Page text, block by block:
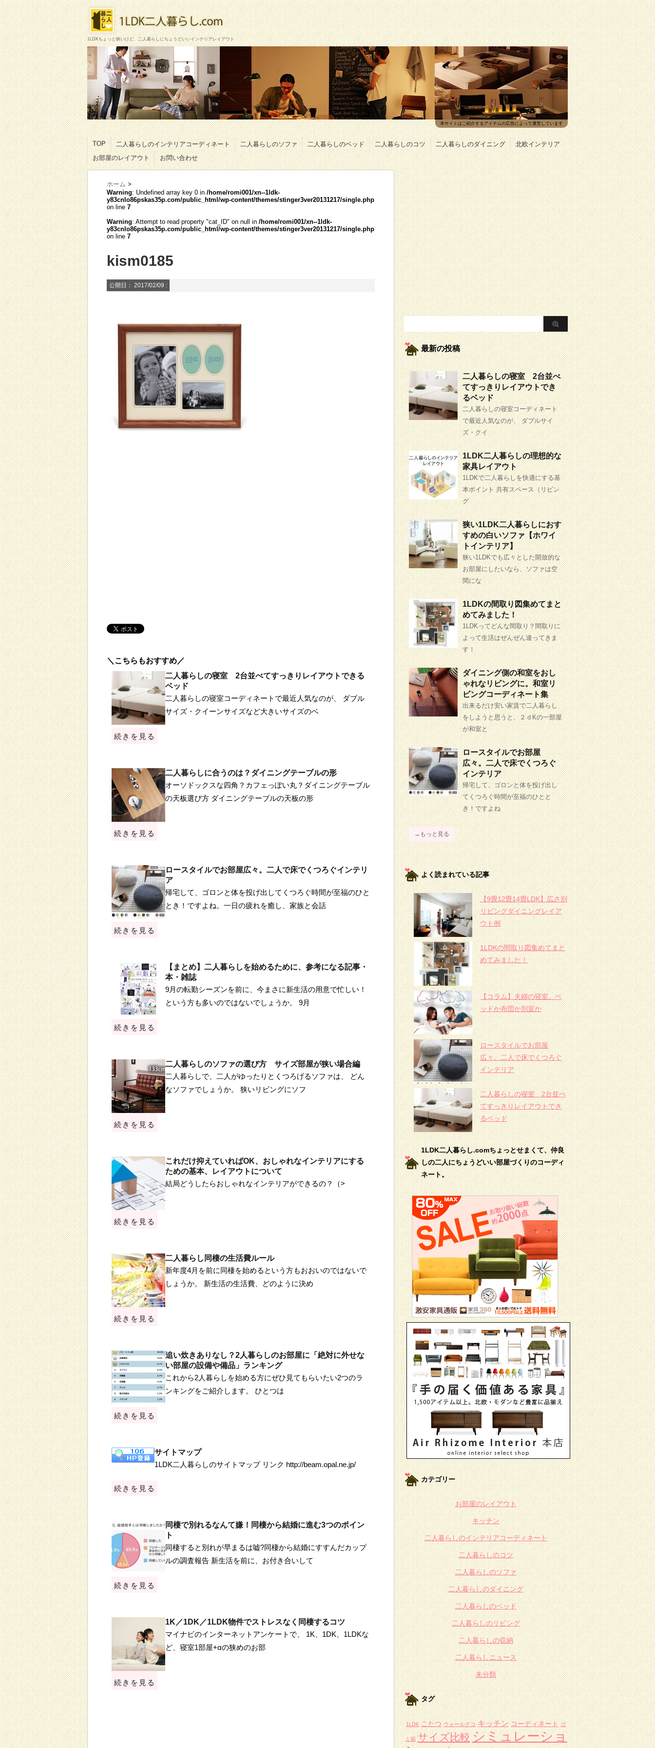
1LDKちょっと狭いけど、二人暮らしにちょうどいいインテリアレイアウト
本サイトはご紹介するアイテムの広告によって運営しています
TOP 二人暮らしのインテリアコーディネート 二人暮らしのソファ 二人暮らしのベッド 二人暮らしのコツ 二人暮らしのダイニング
北欧インテリア
お部屋のレイアウト
お問い合わせ
ホーム >
Warning: Undefined array key 0 in /home/romi001/xn--1ldk-
y83cnlo86pskas35p.com/public_html/wp-content/themes/stinger3ver20131217/single.php
on line 7
Warning: Attempt to read property "cat_ID" on null in /home/romi001/xn--1ldk-
y83cnlo86pskas35p.com/public_html/wp-content/themes/stinger3ver20131217/single.php
on line 7
kism0185
公開日： 2017/02/09 :
＼こちらもおすすめ／
二人暮らしの寝室 2台並べてすっきりレイアウトできる
ベッド
二人暮らしの寝室コーディネートで最近人気なのが、 ダブル
サイズ・クイーンサイズなど大きいサイズのベ
続きを見る
二人暮らしに合うのは？ダイニングテーブルの形
オーソドックスな四角？カフェっぽい丸？ダイニングテーブル
の天板選び方 ダイニングテーブルの天板の形
続きを見る
ロースタイルでお部屋広々。二人で床でくつろぐインテリ
ア
帰宅して、ゴロンと体を投げ出してくつろぐ時間が至福のひと
とき！ですよね。一日の疲れを癒し、家族と会話
続きを見る
【まとめ】二人暮らしを始めるために、参考になる記事・
本・雑誌
9月の転勤シーズンを前に、今まさに新生活の用意で忙しい！
という方も多いのではないでしょうか。 9月
続きを見る
二人暮らしのソファの選び方 サイズ部屋が狭い場合編
二人暮らしで、二人がゆったりとくつろげるソファは、 どん
なソファでしょうか。 狭いリビングにソフ
続きを見る
これだけ抑えていればOK、おしゃれなインテリアにする
ための基本、レイアウトについて
結局どうしたらおしゃれなインテリアができるの？（>
続きを見る
二人暮らし同棲の生活費ルール
新年度4月を前に同棲を始めるという方もおおいのではないで
しょうか。 新生活の生活費、どのように決め
続きを見る
追い炊きありなし？2人暮らしのお部屋に「絶対に外せな
い部屋の設備や備品」ランキング
これから2人暮らしを始める方にぜひ見てもらいたい2つのラ
ンキングをご紹介します。 ひとつは
続きを見る
サイトマップ
1LDK二人暮らしのサイトマップ リンク http://beam.opal.ne.jp/
続きを見る
同棲で別れるなんて嫌！同棲から結婚に進む3つのポイン
ト
同棲すると別れが早まるは嘘?同棲から結婚にすすんだカップ
ルの調査報告 新生活を前に、お付き合いして
続きを見る
1K／1DK／1LDK物件でストレスなく同棲するコツ
マイナビのインターネットアンケートで、 1K、1DK、1LDKな
ど、寝室1部屋+αの狭めのお部
続きを見る
最新の投稿
二人暮らしの寝室 2台並べ
てすっきりレイアウトでき
るベッド
二人暮らしの寝室コーディネート
で最近人気なのが、 ダブルサイ
ズ・クイ
1LDK二人暮らしの理想的な
家具レイアウト
1LDKで二人暮らしを快適にする基
本ポイント 共有スペース（リビン
グ
狭い1LDK二人暮らしにおす
すめの白いソファ【ホワイ
トインテリア】
狭い1LDKでも広々とした開放的な
お部屋にしたいなら、ソファは空
間にな
1LDKの間取り図集めてまと
めてみました！
1LDKってどんな間取り？間取りに
よって生活はぜんぜん違ってきま
す！
ダイニング側の和室をおし
ゃれなリビングに。和室リ
ビングコーディネート集
出来るだけ安い家賃で二人暮らし
をしようと思うと、２ｄKの一部屋
が和室と
ロースタイルでお部屋
広々。二人で床でくつろぐ
インテリア
帰宅して、ゴロンと体を投げ出し
てくつろぐ時間が至福のひとと
き！ですよね
→もっと見る
よく読まれている記事
【9畳12畳14畳LDK】広さ別
リビングダイニングレイア
ウト例
1LDKの間取り図集めてまと
めてみました！
【コラム】夫婦の寝室。ベ
ッドか布団か別室か
ロースタイルでお部屋
広々。二人で床でくつろぐ
インテリア
二人暮らしの寝室 2台並べ
てすっきりレイアウトでき
るベッド
1LDK二人暮らし.comちょっとせまくて、仲良
しの二人にちょうどいい部屋づくりのコーディ
ネート。
カテゴリー
お部屋のレイアウト
キッチン
二人暮らしのインテリアコーディネート
二人暮らしのコツ
二人暮らしのソファ
二人暮らしのダイニング
二人暮らしのベッド
二人暮らしのリビング
二人暮らしの収納
二人暮らしニュース
未分類
タグ
1LDK こたつ ウォールデコ キッチン コーディネート ゴ
ミ箱 サイズ比較シミュレーショ